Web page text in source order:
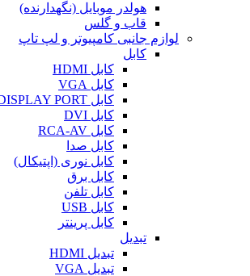
هولدر موبایل (نگهدارنده)
قاب و گلس
لوازم جانبی کامپیوتر و لپ تاپ
کابل
کابل HDMI
کابل VGA
کابل DISPLAY PORT
کابل DVI
کابل RCA-AV
کابل صدا
کابل نوری (اپتیکال)
کابل برق
کابل تلفن
کابل USB
کابل پرینتر
تبدیل
تبدیل HDMI
تبدیل VGA